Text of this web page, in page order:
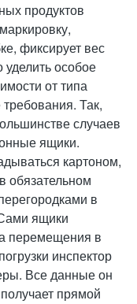
продуктов
фиксирует вес
уделить особое
от типа
Так,
случаев
ящики.
картоном,
обязательном
в
ящики
перемещения в
инспектор
Все данные он
прямой